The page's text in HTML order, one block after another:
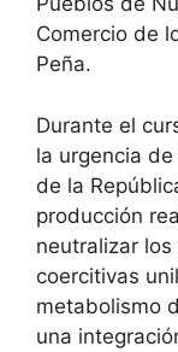
Comercio de
Peña.
Durante el
la urgencia
de la
producción
neutralizar
coercitivas
metabolismo
una